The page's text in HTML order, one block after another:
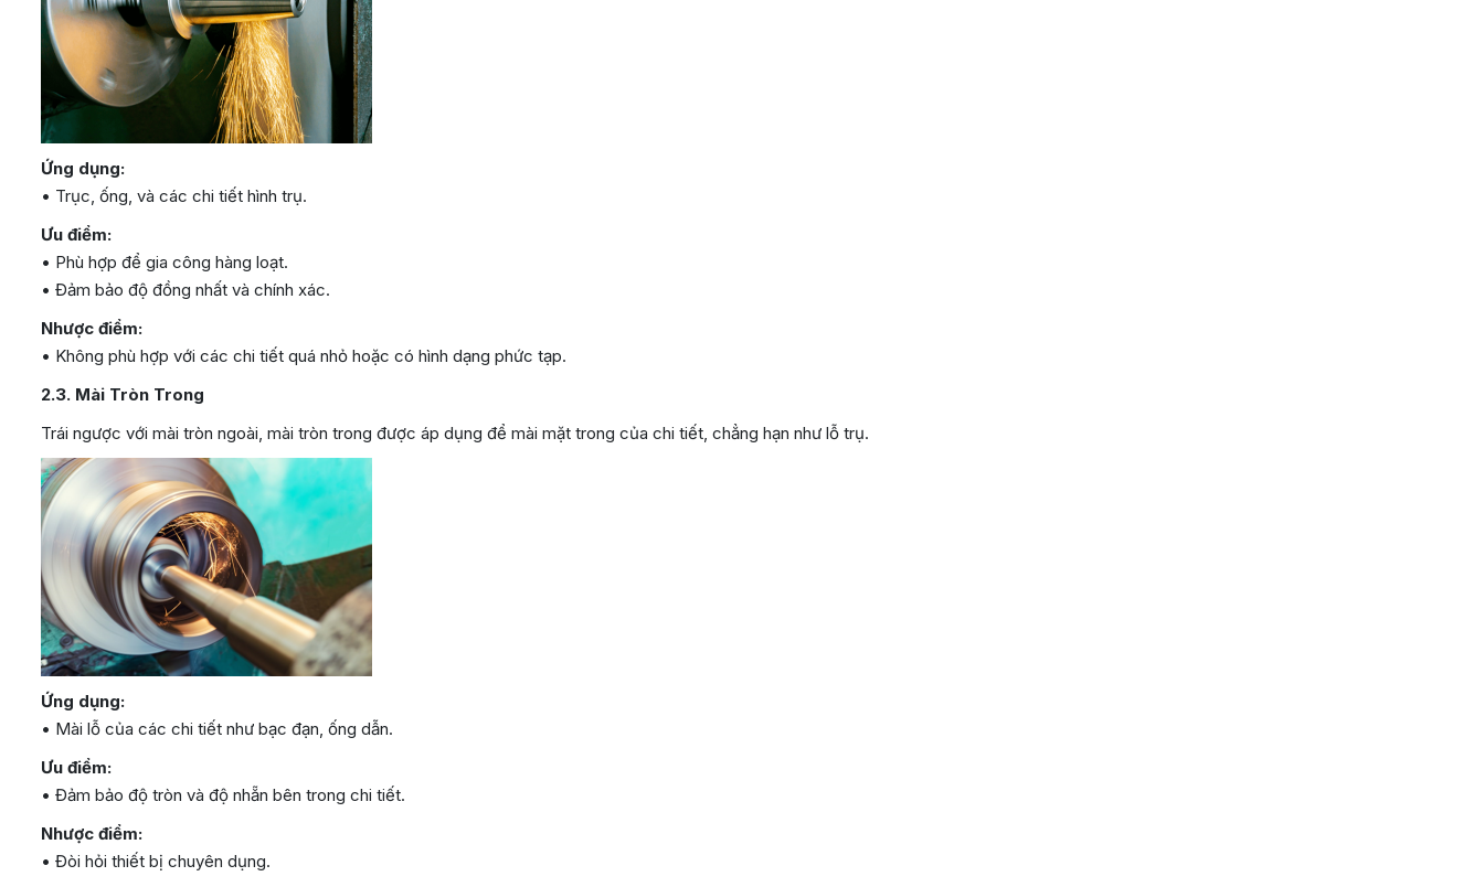
Ứng dụng:
• Trục, ống, và các chi tiết hình trụ.
Ưu điểm:
• Phù hợp để gia công hàng loạt.
• Đảm bảo độ đồng nhất và chính xác.
Nhược điểm:
• Không phù hợp với các chi tiết quá nhỏ hoặc có hình dạng phức tạp.
2.3. Mài Tròn Trong
Trái ngược với mài tròn ngoài, mài tròn trong được áp dụng để mài mặt trong của chi tiết, chẳng hạn như lỗ trụ.
Ứng dụng:
• Mài lỗ của các chi tiết như bạc đạn, ống dẫn.
Ưu điểm:
• Đảm bảo độ tròn và độ nhẵn bên trong chi tiết.
Nhược điểm:
• Đòi hỏi thiết bị chuyên dụng.